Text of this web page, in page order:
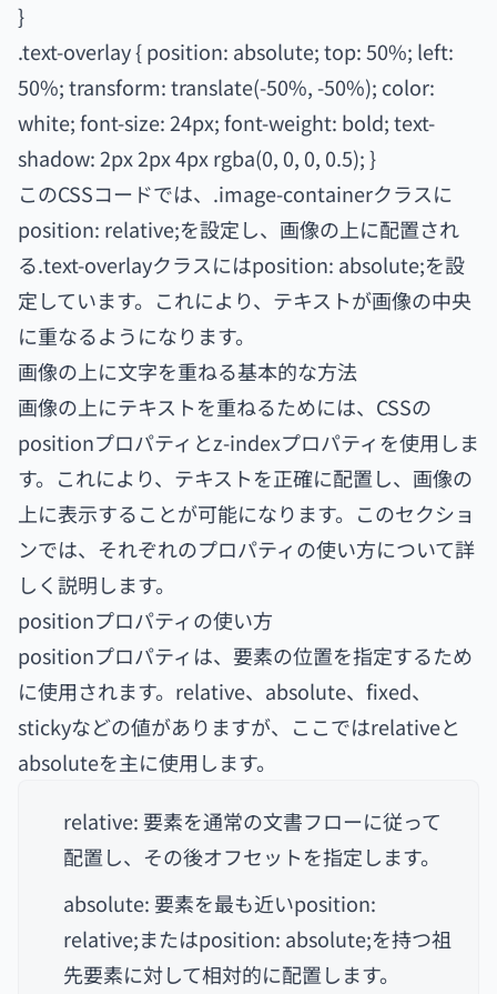
}
.text-overlay { position: absolute; top: 50%; left:
50%; transform: translate(-50%, -50%); color:
white; font-size: 24px; font-weight: bold; text-
shadow: 2px 2px 4px rgba(0, 0, 0, 0.5); }
このCSSコードでは、.image-containerクラスに
position: relative;を設定し、画像の上に配置され
る.text-overlayクラスにはposition: absolute;を設
定しています。これにより、テキストが画像の中央
に重なるようになります。
画像の上に文字を重ねる基本的な方法
画像の上にテキストを重ねるためには、CSSの
positionプロパティとz-indexプロパティを使用しま
す。これにより、テキストを正確に配置し、画像の
上に表示することが可能になります。このセクショ
ンでは、それぞれのプロパティの使い方について詳
しく説明します。
positionプロパティの使い方
positionプロパティは、要素の位置を指定するため
に使用されます。relative、absolute、fixed、
stickyなどの値がありますが、ここではrelativeと
absoluteを主に使用します。
relative: 要素を通常の文書フローに従って
配置し、その後オフセットを指定します。
absolute: 要素を最も近いposition:
relative;またはposition: absolute;を持つ祖
先要素に対して相対的に配置します。